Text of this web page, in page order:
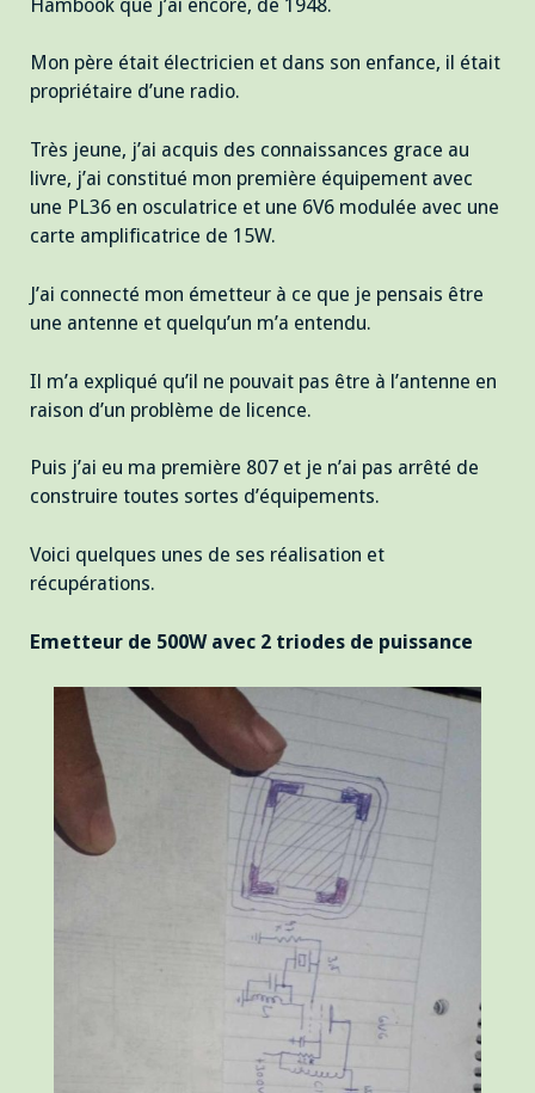
Hambook que j’ai encore, de 1948.
Mon père était électricien et dans son enfance, il était
propriétaire d’une radio.
Très jeune, j’ai acquis des connaissances grace au
livre, j’ai constitué mon première équipement avec
une PL36 en osculatrice et une 6V6 modulée avec une
carte amplificatrice de 15W.
J’ai connecté mon émetteur à ce que je pensais être
une antenne et quelqu’un m’a entendu.
Il m’a expliqué qu’il ne pouvait pas être à l’antenne en
raison d’un problème de licence.
Puis j’ai eu ma première 807 et je n’ai pas arrêté de
construire toutes sortes d’équipements.
Voici quelques unes de ses réalisation et
récupérations.
Emetteur de 500W avec 2 triodes de puissance